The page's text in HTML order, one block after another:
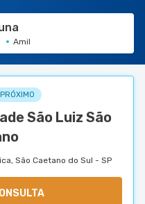
São Caetano
Amil
São Luiz São
São Caetano do Sul - SP